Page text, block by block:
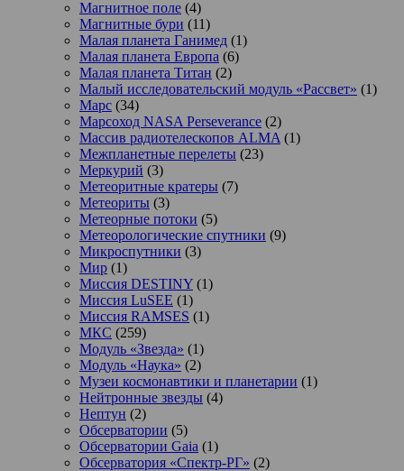
Магнитное поле (4)
Магнитные бури (11)
Малая планета Ганимед (1)
Малая планета Европа (6)
Малая планета Титан (2)
Малый исследовательский модуль «Рассвет» (1)
Марс (34)
Марсоход NASA Perseverance (2)
Массив радиотелескопов ALMA (1)
Межпланетные перелеты (23)
Меркурий (3)
Метеоритные кратеры (7)
Метеориты (3)
Метеорные потоки (5)
Метеорологические спутники (9)
Микроспутники (3)
Мир (1)
Миссия DESTINY (1)
Миссия LuSEE (1)
Миссия RAMSES (1)
МКС (259)
Модуль «Звезда» (1)
Модуль «Наука» (2)
Музеи космонавтики и планетарии (1)
Нейтронные звезды (4)
Нептун (2)
Обсерватории (5)
Обсерватории Gaia (1)
Обсерватория «Спектр-РГ» (2)